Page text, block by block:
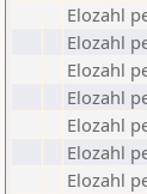
Elozahl
Elozahl
Elozahl
Elozahl
Elozahl
Elozahl
Elozahl